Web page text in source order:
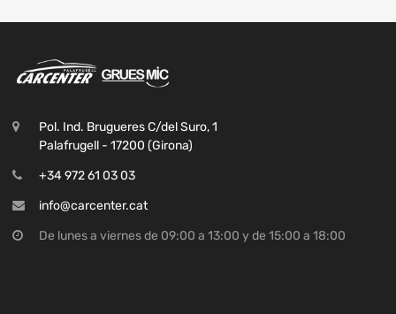
Pol. Ind. Brugueres C/del Suro, 1
Palafrugell - 17200 (Girona)
+34 972 61 03 03
info@carcenter.cat
De lunes a viernes de 09:00 a 13:00 y de 15:00 a 18:00